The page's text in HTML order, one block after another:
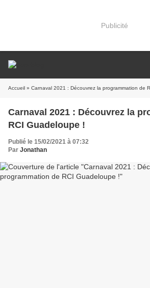
Publicité
Accueil » Carnaval 2021 : Découvrez la programmation de
Carnaval 2021 : Découvrez la
RCI Guadeloupe !
Publié le 15/02/2021 à 07:32
Par Jonathan